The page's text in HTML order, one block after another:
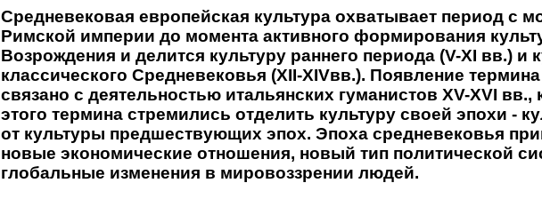
Средневековая европейская культура охватывает период с
Римской империи до момента активного формирования
Возрождения и делится культуру раннего периода (V-XI вв.) и
классического Средневековья (XII-XIVвв.). Появление
связано с деятельностью итальянских гуманистов XV-XVI
этого термина стремились отделить культуру своей эпохи -
от культуры предшествующих эпох. Эпоха средневековья
новые экономические отношения, новый тип политической
глобальные изменения в мировоззрении людей.